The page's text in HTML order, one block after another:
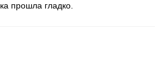
прошла гладко.